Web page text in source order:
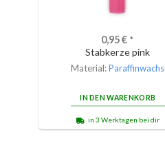
0,95€ *
Stabkerze pink
Material:Paraffinwachs
IN DEN WARENKORB
in 3 Werktagen bei dir